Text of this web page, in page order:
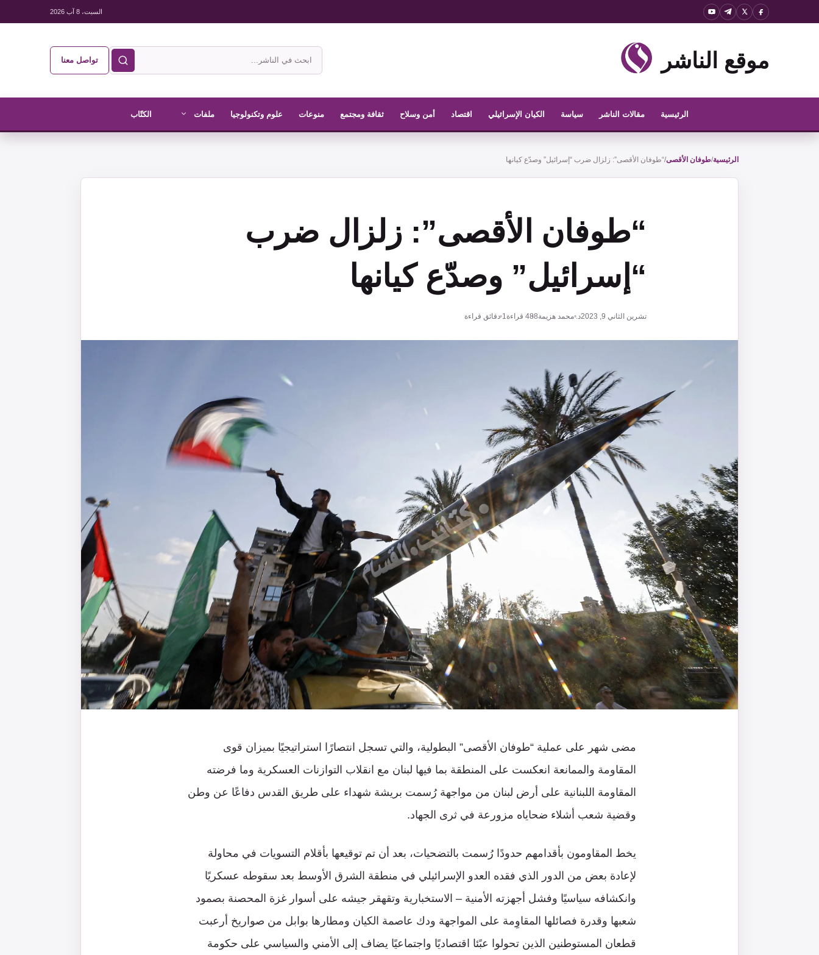
السبت، 8 آب 2026
موقع الناشر
ابحث
في
الناشر
تواصل معنا
الرئيسية مقالات الناشر سياسة الكيان الإسرائيلي اقتصاد أمن وسلاح ثقافة ومجتمع منوعات علوم وتكنولوجيا ملفات الكتّاب
الرئيسية/طوفان الأقصى/“طوفان الأقصى”: زلزال ضرب “إسرائيل” وصدّع كيانها
“طوفان الأقصى”: زلزال ضرب
“إسرائيل” وصدّع كيانها
تشرين الثاني 9, 2023 د. محمد هزيمة488 قراءة1 دقائق قراءة
مضى شهر على عملية “طوفان الأقصى” البطولية، والتي تسجل انتصارًا استراتيجيًا بميزان قوى
المقاومة والممانعة انعكست على المنطقة بما فيها لبنان مع انقلاب التوازنات العسكرية وما فرضته
المقاومة اللبنانية على أرض لبنان من مواجهة رُسمت بريشة شهداء على طريق القدس دفاعًا عن وطن
وقضية شعب أشلاء ضحاياه مزورعة في ثرى الجهاد.
يخط المقاومون بأقدامهم حدودًا رُسمت بالتضحيات، بعد أن تم توقيعها بأقلام التسويات في محاولة
لإعادة بعض من الدور الذي فقده العدو الإسرائيلي في منطقة الشرق الأوسط بعد سقوطه عسكريًا
وانكشافه سياسيًا وفشل أجهزته الأمنية – الاستخبارية وتقهقر جيشه على أسوار غزة المحصنة بصمود
شعبها وقدرة فصائلها المقاوِمة على المواجهة ودك عاصمة الكيان ومطارها بوابل من صواريخ أرعبت
قطعان المستوطنين الذين تحولوا عبًئا اقتصاديًا واجتماعيًا يضاف إلى الأمني والسياسي على حكومة